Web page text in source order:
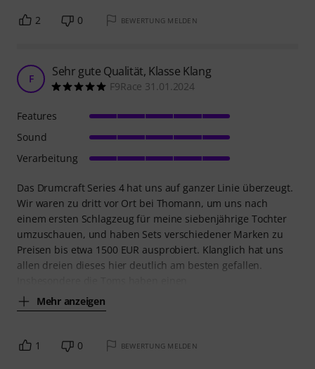
2 0 BEWERTUNG MELDEN
F Sehr gute Qualität, Klasse Klang
F9Race 31.01.2024
Das Drumcraft Series 4 hat uns auf ganzer Linie überzeugt.
Wir waren zu dritt vor Ort bei Thomann, um uns nach
einem ersten Schlagzeug für meine siebenjährige Tochter
umzuschauen, und haben Sets verschiedener Marken zu
Preisen bis etwa 1500 EUR ausprobiert. Klanglich hat uns
allen dreien dieses hier deutlich am besten gefallen.
Mehr anzeigen
Features
Sound
Verarbeitung
1 0 BEWERTUNG MELDEN